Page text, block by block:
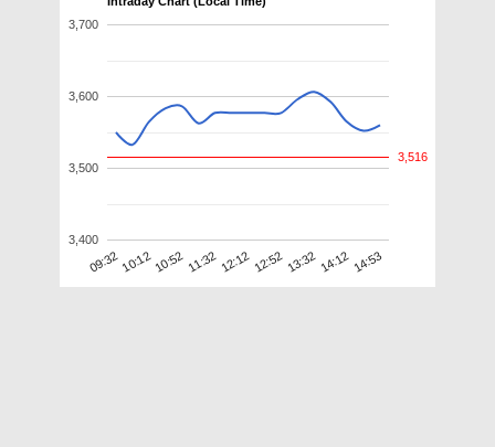
09:3210:1210:52 11:32 12:12 12:52 13:32 14:12 14:53
3,400
3,500
3,600
3,700
3,516